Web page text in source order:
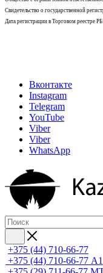
Свидетельство о государственной
Дата регистрации в Торговом реестре
Вконтакте
Instagram
Telegram
YouTube
Viber
Viber
WhatsApp
+375 (44) 710-66-77
+375 (44) 710-66-77 А1